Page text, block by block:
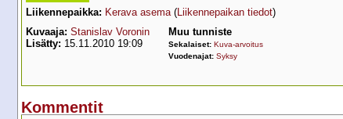
Liikennepaikka: Kerava asema(Liikennepaikan tiedot)
Kuvaaja: Stanislav Voronin
Lisätty: 15.11.2010 19:09
Muu tunniste
Sekalaiset: Kuva-arvoitus
Vuodenajat: Syksy
Kommentit